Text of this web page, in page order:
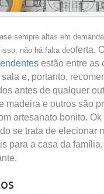
sempre altas em
não há falta deoferta.
estão entre as
e, portanto,
antes de qualquer
madeira e outros são
artesanato bonito.
se trata de elecionar
​​para a casa da